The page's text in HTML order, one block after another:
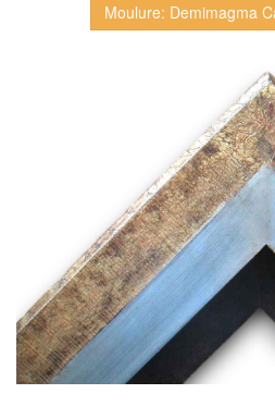
Moulure: Demimagma